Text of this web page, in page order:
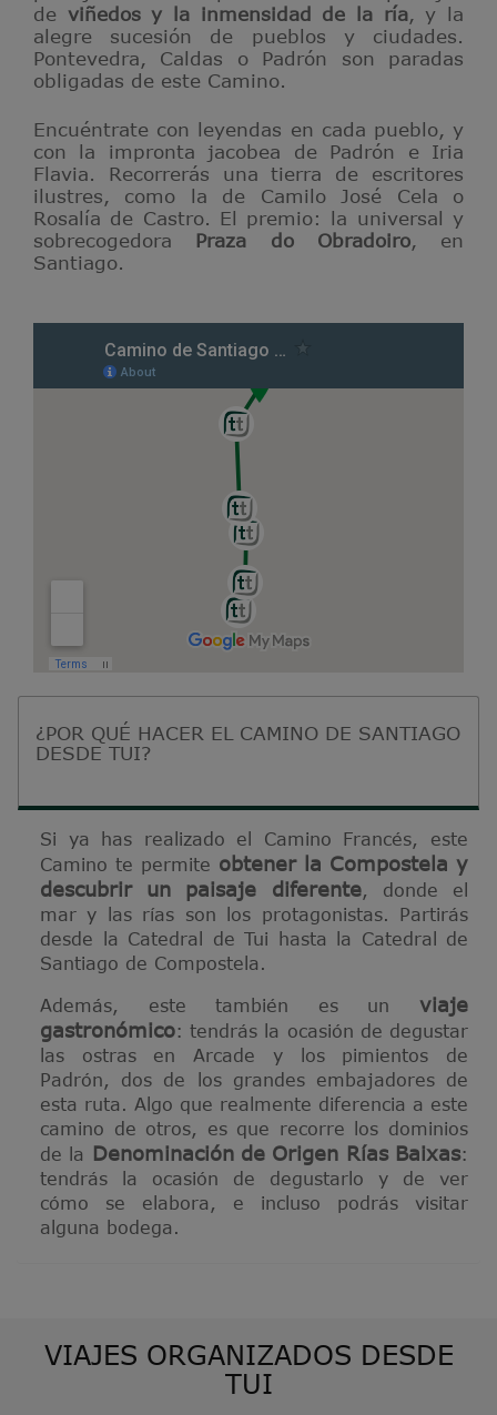
de viñedos y la inmensidad de la ría, y la
alegre sucesión de pueblos y ciudades.
Pontevedra, Caldas o Padrón son paradas
obligadas de este Camino.
Encuéntrate con leyendas en cada pueblo, y
con la impronta jacobea de Padrón e Iria
Flavia. Recorrerás una tierra de escritores
ilustres, como la de Camilo José Cela o
Rosalía de Castro. El premio: la universal y
sobrecogedora Praza do Obradoiro, en
Santiago.
¿POR QUÉ HACER EL CAMINO DE SANTIAGO
DESDE TUI?
Si ya has realizado el Camino Francés, este
Camino te permite obtener la Compostela y
descubrir un paisaje diferente, donde el
mar y las rías son los protagonistas. Partirás
desde la Catedral de Tui hasta la Catedral de
Santiago de Compostela.
Además, este también es un viaje
gastronómico: tendrás la ocasión de degustar
las ostras en Arcade y los pimientos de
Padrón, dos de los grandes embajadores de
esta ruta. Algo que realmente diferencia a este
camino de otros, es que recorre los dominios
de la Denominación de Origen Rías Baixas:
tendrás la ocasión de degustarlo y de ver
cómo se elabora, e incluso podrás visitar
alguna bodega.
VIAJES ORGANIZADOS DESDE
TUI